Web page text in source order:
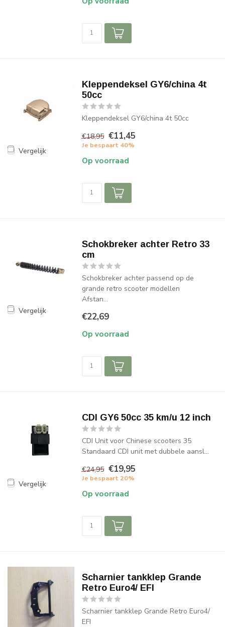
Vergelijk
Kleppendeksel GY6/china 4t
50cc
Kleppendeksel GY6/china 4t 50cc
€18,95 €11,45
Je bespaart 40%
Op voorraad
Vergelijk
Schokbreker achter Retro 33
cm
Schokbreker achter passend op de
grande retro scooter modellen
Afstan...
€22,69
Op voorraad
Vergelijk
CDI GY6 50cc 35 km/u 12 inch
CDI Unit voor Chinese scooters 35
Standaard CDI unit met dubbele aansl...
€24,95 €19,95
Je bespaart 20%
Op voorraad
Scharnier tankklep Grande
Retro Euro4/ EFI
Scharnier tankklep Grande Retro Euro4/
EFI